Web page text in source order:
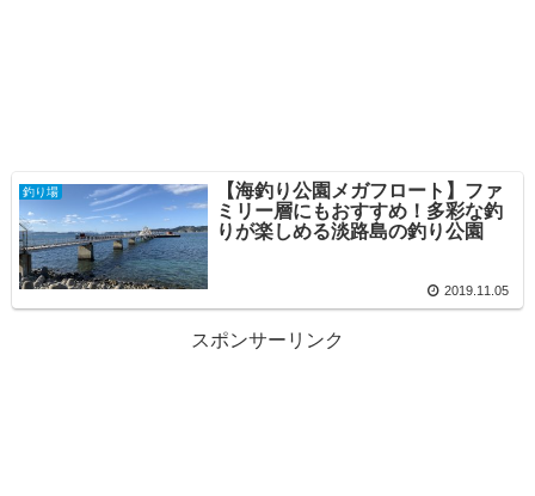
釣り場
【海釣り公園メガフロート】ファ
ミリー層にもおすすめ！多彩な釣
りが楽しめる淡路島の釣り公園
2019.11.05
スポンサーリンク